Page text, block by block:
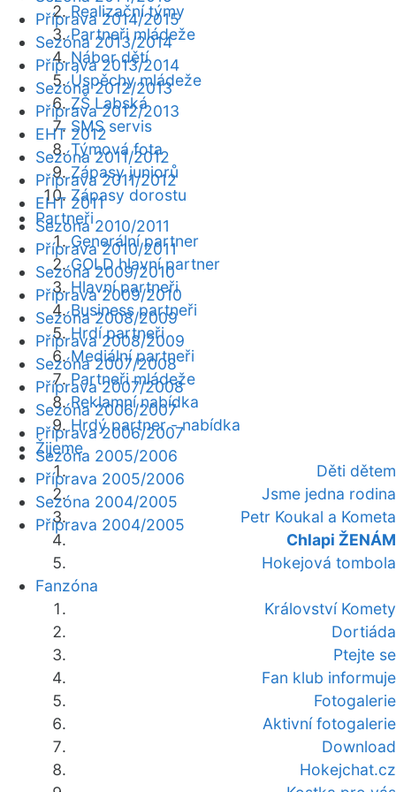
Realizační týmy
Partneři mládeže
Nábor dětí
Úspěchy mládeže
ZŠ Labská
SMS servis
Týmová fota
Zápasy juniorů
Zápasy dorostu
Partneři
Generální partner
GOLD hlavní partner
Hlavní partneři
Business partneři
Hrdí partneři
Mediální partneři
Partneři mládeže
Reklamní nabídka
Hrdý partner - nabídka
Žijeme
Děti dětem
Jsme jedna rodina
Petr Koukal a Kometa
Chlapi ŽENÁM
Hokejová tombola
Fanzóna
Království Komety
Dortiáda
Ptejte se
Fan klub informuje
Fotogalerie
Aktivní fotogalerie
Download
Hokejchat.cz
Příprava 2014/2015
Sezóna 2013/2014
Příprava 2013/2014
Sezóna 2012/2013
Příprava 2012/2013
EHT 2012
Sezóna 2011/2012
Příprava 2011/2012
EHT 2011
Sezóna 2010/2011
Příprava 2010/2011
Sezóna 2009/2010
Příprava 2009/2010
Sezóna 2008/2009
Příprava 2008/2009
Sezóna 2007/2008
Příprava 2007/2008
Sezóna 2006/2007
Příprava 2006/2007
Sezóna 2005/2006
Příprava 2005/2006
Sezóna 2004/2005
Příprava 2004/2005